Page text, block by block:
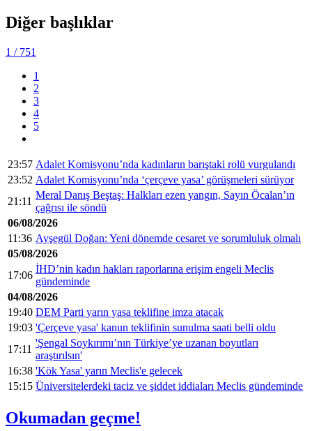
Diğer başlıklar
1 / 751
1
2
3
4
5
23:57 Adalet Komisyonu’nda kadınların barıştaki rolü vurgulandı
23:52 Adalet Komisyonu’nda ‘çerçeve yasa’ görüşmeleri sürüyor
21:11
Meral Danış Beştaş: Halkları ezen yangın, Sayın Öcalan’ın
çağrısı ile söndü
06/08/2026
11:36 Ayşegül Doğan: Yeni dönemde cesaret ve sorumluluk olmalı
05/08/2026
17:06
İHD’nin kadın hakları raporlarına erişim engeli Meclis
gündeminde
04/08/2026
19:40 DEM Parti yarın yasa teklifine imza atacak
19:03 'Çerçeve yasa' kanun teklifinin sunulma saati belli oldu
17:11
'Şengal Soykırımı’nın Türkiye’ye uzanan boyutları
araştırılsın'
16:38 'Kök Yasa' yarın Meclis'e gelecek
15:15 Üniversitelerdeki taciz ve şiddet iddiaları Meclis gündeminde
Okumadan geçme!